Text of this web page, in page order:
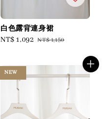
白色露背連身裙
Sale
NT$ 1,092 Regular
NT$ 1,150
NEW